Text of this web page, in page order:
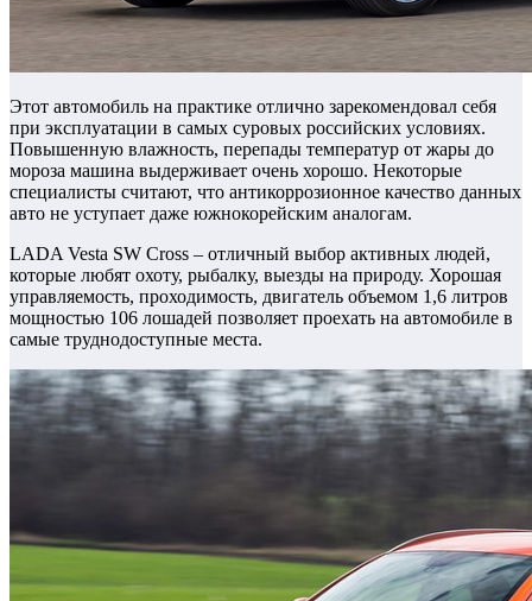
Этот автомобиль на практике отлично зарекомендовал себя
при эксплуатации в самых суровых российских условиях.
Повышенную влажность, перепады температур от жары до
мороза машина выдерживает очень хорошо. Некоторые
специалисты считают, что антикоррозионное качество данных
авто не уступает даже южнокорейским аналогам.
LADA Vesta SW Cross – отличный выбор активных людей,
которые любят охоту, рыбалку, выезды на природу. Хорошая
управляемость, проходимость, двигатель объемом 1,6 литров
мощностью 106 лошадей позволяет проехать на автомобиле в
самые труднодоступные места.